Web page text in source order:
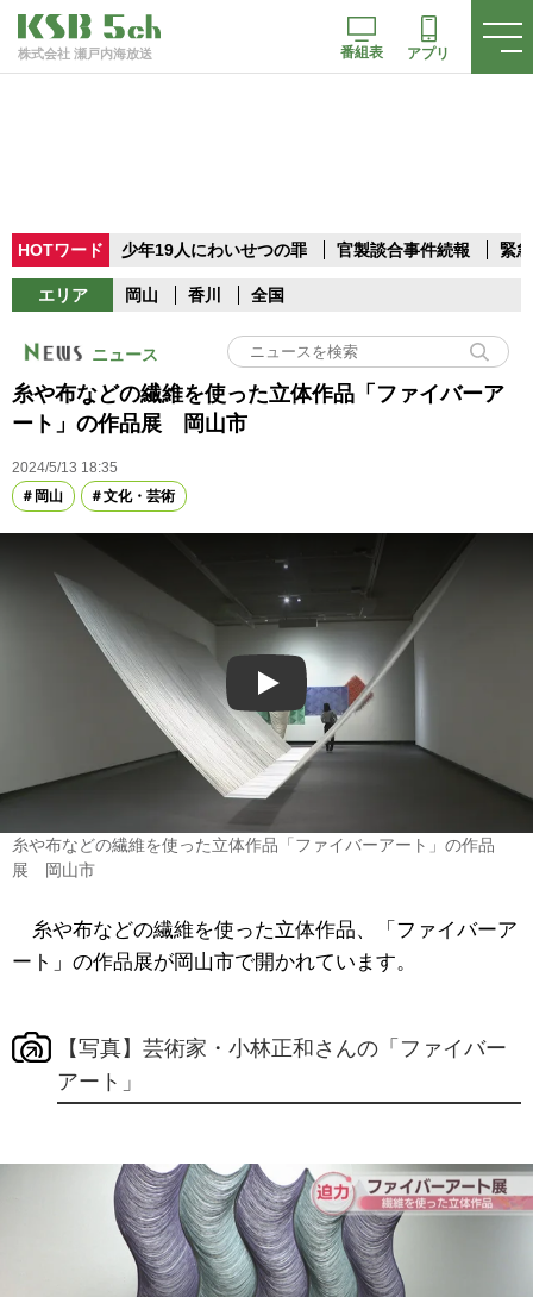
株式会社 瀬戸内海放送 番組表 アプリ
HOTワード 少年19人にわいせつの罪 官製談合事件続報 緊
エリア 岡山 香川 全国
ニュース
糸や布などの繊維を使った立体作品「ファイバーア
ート」の作品展 岡山市
2024/5/13 18:35
岡山
文化・芸術
Play
糸や布などの繊維を使った立体作品「ファイバーアート」の作品
展 岡山市
糸や布などの繊維を使った立体作品、「ファイバーア
ート」の作品展が岡山市で開かれています。
【写真】芸術家・小林正和さんの「ファイバー
アート」